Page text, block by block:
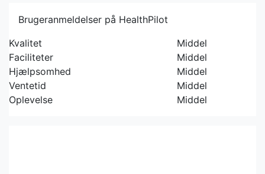
Brugeranmeldelser på HealthPilot
Kvalitet
Middel
Faciliteter
Middel
Hjælpsomhed
Middel
Ventetid
Middel
Oplevelse
Middel